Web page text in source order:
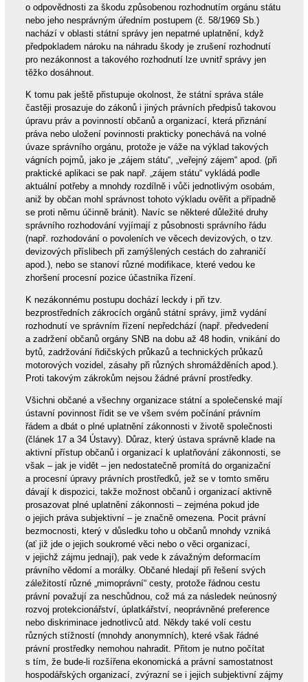
o odpovědnosti za škodu způsobenou rozhodnutím orgánu státu
nebo jeho nesprávným úředním postupem (č. 58/1969 Sb.)
nachází v oblasti státní správy jen nepatrné uplatnění, když
předpokladem nároku na náhradu škody je zrušení rozhodnutí
pro nezákonnost a takového rozhodnutí lze uvnitř správy jen
těžko dosáhnout.
K tomu pak ještě přistupuje okolnost, že státní správa stále
častěji prosazuje do zákonů i jiných právních předpisů takovou
úpravu práv a povinností občanů a organizací, která přiznání
práva nebo uložení povinnosti prakticky ponechává na volné
úvaze správního orgánu, protože je váže na výklad takových
vágních pojmů, jako je „zájem státu“, „veřejný zájem“ apod. (při
praktické aplikaci se pak např. „zájem státu“ vykládá podle
aktuální potřeby a mnohdy rozdílně i vůči jednotlivým osobám,
aniž by občan mohl správnost tohoto výkladu ověřit a případně
se proti němu účinně bránit). Navíc se některé důležité druhy
správního rozhodování vyjímají z působnosti správního řádu
(např. rozhodování o povoleních ve věcech devizových, o tzv.
devizových příslibech při zamýšlených cestách do zahraničí
apod.), nebo se stanoví různé modifikace, které vedou ke
zhoršení procesní pozice účastníka řízení.
K nezákonnému postupu dochází leckdy i při tzv.
bezprostředních zákrocích orgánů státní správy, jimž vydání
rozhodnutí ve správním řízení nepředchází (např. předvedení
a zadržení občanů orgány SNB na dobu až 48 hodin, vnikání do
bytů, zadržování řidičských průkazů a technických průkazů
motorových vozidel, zásahy při různých shromážděních apod.).
Proti takovým zákrokům nejsou žádné právní prostředky.
Všichni občané a všechny organizace státní a společenské mají
ústavní povinnost řídit se ve všem svém počínání právním
řádem a dbát o plné uplatnění zákonnosti v životě společnosti
(článek 17 a 34 Ústavy). Důraz, který ústava správně klade na
aktivní přístup občanů i organizací k uplatňování zákonnosti, se
však – jak je vidět – jen nedostatečně promítá do organizační
a procesní úpravy právních prostředků, jež se v tomto směru
dávají k dispozici, takže možnost občanů i organizací aktivně
prosazovat plné uplatnění zákonnosti – zejména pokud jde
o jejich práva subjektivní – je značně omezena. Pocit právní
bezmocnosti, který v důsledku toho u občanů mnohdy vzniká
(ať již jde o jejich soukromé věci nebo o věci organizací,
v jejichž zájmu jednají), pak vede k závažným deformacím
právního vědomí a morálky. Občané hledají při řešení svých
záležitostí různé „mimoprávní“ cesty, protože řádnou cestu
právní považují za neschůdnou, což má za následek neúnosný
rozvoj protekcionářství, úplatkářství, neoprávněné preference
nebo diskriminace jednotlivců atd. Někdy také volí cestu
různých stížností (mnohdy anonymních), které však řádné
právní prostředky nemohou nahradit. Přitom je nutno počítat
s tím, že bude-li rozšířena ekonomická a právní samostatnost
hospodářských organizací, zvýrazní se i jejich subjektivní zájmy